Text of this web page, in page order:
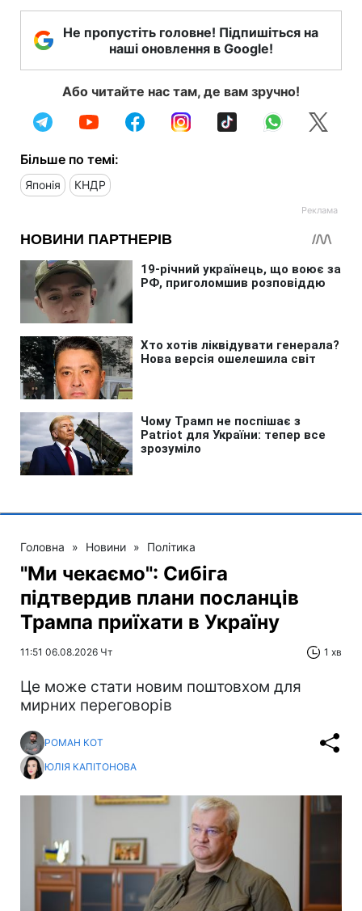
Не пропустіть головне! Підпишіться на
наші оновлення в Google!
Або читайте нас там, де вам зручно!
Більше по темі:
Японія КНДР
Головна » Новини » Політика
"Ми чекаємо": Сибіга
підтвердив плани посланців
Трампа приїхати в Україну
11:51 06.08.2026 Чт 1 хв
Це може стати новим поштовхом для
мирних переговорів
РОМАН КОТ
ЮЛІЯ КАПІТОНОВА